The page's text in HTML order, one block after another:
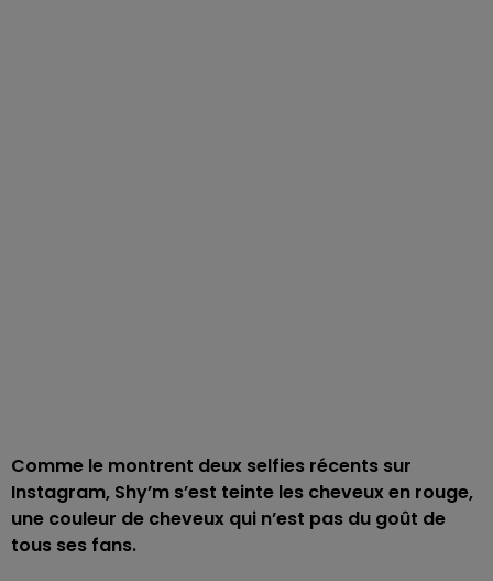
Comme le montrent deux selfies récents sur
Instagram, Shy’m s’est teinte les cheveux en rouge,
une couleur de cheveux qui n’est pas du goût de
tous ses fans.